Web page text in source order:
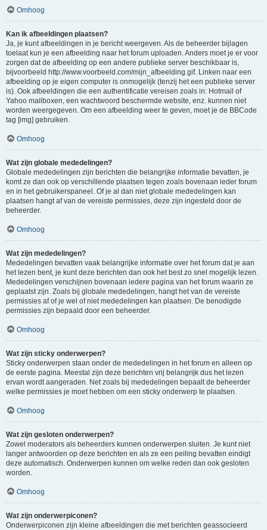
Omhoog
Kan ik afbeeldingen plaatsen?
Ja, je kunt afbeeldingen in je bericht weergeven. Als de beheerder bijlagen
toelaat kun je een afbeelding naar het forum uploaden. Anders moet je er voor
zorgen dat de afbeelding op een andere publieke server beschikbaar is,
bijvoorbeeld http://www.voorbeeld.com/mijn_afbeelding.gif. Linken naar een
afbeelding op je eigen computer is onmogelijk (tenzij het een publieke server
is). Ook afbeeldingen die een authentificatie vereisen zoals in: Hotmail of
Yahoo mailboxen, een wachtwoord beschermde website, enz. kunnen niet
worden weergegeven. Om een afbeelding weer te geven, moet je de BBCode
tag [img] gebruiken.
Omhoog
Wat zijn globale mededelingen?
Globale mededelingen zijn berichten die belangrijke informatie bevatten, je
komt ze dan ook op verschillende plaatsen tegen zoals bovenaan ieder forum
en in het gebruikerspaneel. Of je al dan niet globale mededelingen kan
plaatsen hangt af van de vereiste permissies, deze zijn ingesteld door de
beheerder.
Omhoog
Wat zijn mededelingen?
Mededelingen bevatten vaak belangrijke informatie over het forum dat je aan
het lezen bent, je kunt deze berichten dan ook het best zo snel mogelijk lezen.
Mededelingen verschijnen bovenaan iedere pagina van het forum waarin ze
geplaatst zijn. Zoals bij globale mededelingen, hangt het van de vereiste
permissies af of je wel of niet mededelingen kan plaatsen. De benodigde
permissies zijn bepaald door een beheerder.
Omhoog
Wat zijn sticky onderwerpen?
Sticky onderwerpen staan onder de mededelingen in het forum en alleen op
de eerste pagina. Meestal zijn deze berichten vrij belangrijk dus het lezen
ervan wordt aangeraden. Net zoals bij mededelingen bepaalt de beheerder
welke permissies je moet hebben om een sticky onderwerp te plaatsen.
Omhoog
Wat zijn gesloten onderwerpen?
Zowel moderators als beheerders kunnen onderwerpen sluiten. Je kunt niet
langer antwoorden op deze berichten en als ze een peiling bevatten eindigt
deze automatisch. Onderwerpen kunnen om welke reden dan ook gesloten
worden.
Omhoog
Wat zijn onderwerpiconen?
Onderwerpiconen zijn kleine afbeeldingen die met berichten geassocieerd